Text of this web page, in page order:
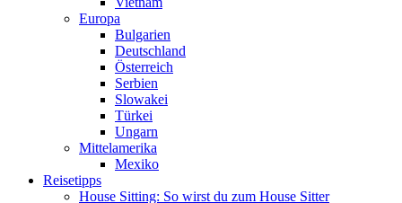
Europa
Bulgarien
Deutschland
Österreich
Serbien
Slowakei
Türkei
Ungarn
Mittelamerika
Mexiko
Reisetipps
House Sitting: So wirst du zum House Sitter